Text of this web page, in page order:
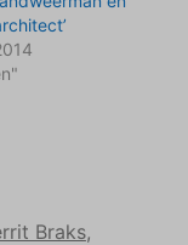
Braks,